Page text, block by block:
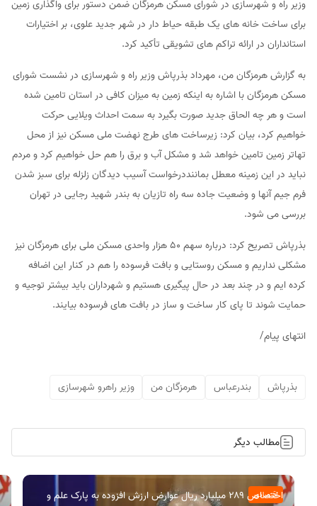
وزیر راه و شهرسازی در شورای مسکن هرمزگان ضمن دستور برای واگذاری زمین
برای ساخت خانه های یک طبقه حیاط دار در شهر جدید علوی، بر اختیارات
استانداران در ارائه تراکم های تشویقی تأکید کرد.
به گزارش هرمزگان من، مهرداد بذرپاش وزیر راه و شهرسازی در نشست شورای
مسکن هرمزگان با اشاره به اینکه زمین به میزان کافی در استان تامین شده
است و هر چه الحاق جدید صورت بگیرد به سمت احداث ویلایی حرکت
خواهیم کرد، بیان کرد: زیرساخت های طرج نهضت ملی مسکن نیز از محل
تهاتر زمین تامین خواهد شد و مشکل آب و برق را هم حل خواهیم کرد و مردم
نباید در این زمینه معطل بماننددرخواست آسیب دیدگان زلزله برای سبز شدن
فرم جیم آنها و وضعیت جاده سه راه تازیان به بندر شهید رجایی در تهران
بررسی می شود.
بذرپاش تصریح کرد: درباره سهم ۵۰ هزار واحدی مسکن ملی برای هرمزگان نیز
مشکلی نداریم و مسکن روستایی و بافت فرسوده را هم در کنار این اضافه
کرده ایم و در چند بعد در حال پیگیری هستیم و شهرداران باید بیشتر توجیه و
حمایت شوند تا پای کار ساخت و ساز در بافت های فرسوده بیایند.
انتهای پیام/
بذرپاش بندرعباس هرمزگان من وزیر راهرو شهرسازی
مطالب دیگر
اقتصادی
اختصاص ۲۸۹ میلیارد ریال عوارض ارزش افزوده به پارک علم و